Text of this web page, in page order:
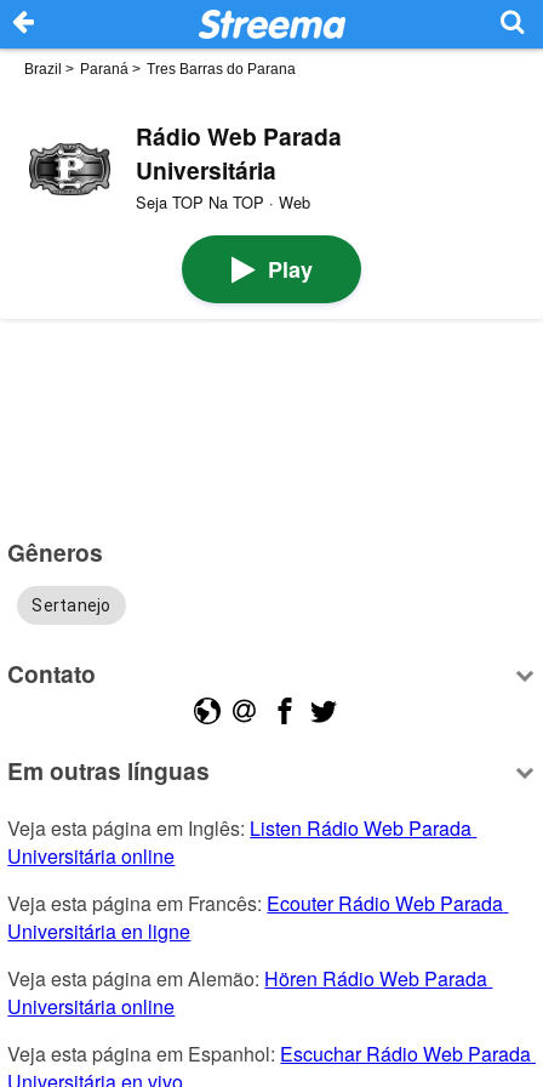
Brazil > Paraná > Tres Barras do Parana
Rádio Web Parada
Universitária
Seja TOP Na TOP · Web
Play
Gêneros
Sertanejo
Contato
Em outras línguas
Veja esta página em Inglês: Listen Rádio Web Parada
Universitária online
Veja esta página em Francês: Ecouter Rádio Web Parada
Universitária en ligne
Veja esta página em Alemão: Hören Rádio Web Parada
Universitária online
Veja esta página em Espanhol: Escuchar Rádio Web Parada
Universitária en vivo